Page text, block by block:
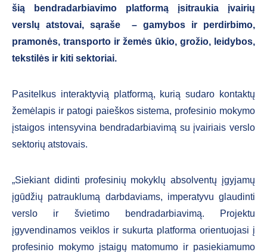
šią bendradarbiavimo platformą įsitraukia įvairių
verslų atstovai, sąraše – gamybos ir perdirbimo,
pramonės, transporto ir žemės ūkio, grožio, leidybos,
tekstilės ir kiti sektoriai.
Pasitelkus interaktyvią platformą, kurią sudaro kontaktų
žemėlapis ir patogi paieškos sistema, profesinio mokymo
įstaigos intensyvina bendradarbiavimą su įvairiais verslo
sektorių atstovais.
„Siekiant didinti profesinių mokyklų absolventų įgyjamų
įgūdžių patrauklumą darbdaviams, imperatyvu glaudinti
verslo ir švietimo bendradarbiavimą. Projektu
įgyvendinamos veiklos ir sukurta platforma orientuojasi į
profesinio mokymo įstaigų matomumo ir pasiekiamumo